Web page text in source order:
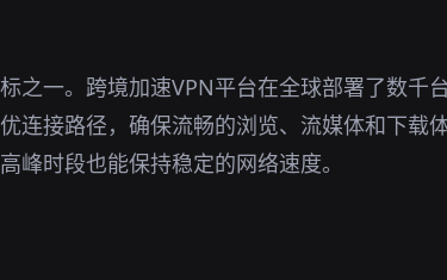
之一。跨境加速VPN平台在全球部署了数千
连接路径，确保流畅的浏览、流媒体和下载
峰时段也能保持稳定的网络速度。